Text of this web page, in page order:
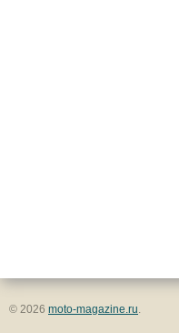
© 2026 moto-magazine.ru